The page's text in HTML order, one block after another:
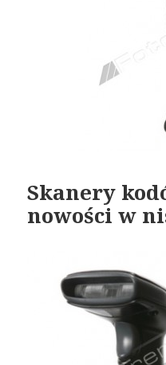
Skanery
nowości w